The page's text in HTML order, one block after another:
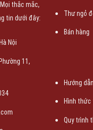
Mọi thắc mắc,
tin dưới đây:
Nội
11,
Thư ngỏ
Bán hàng
Hướng
Hình
Quy trình